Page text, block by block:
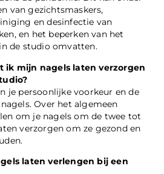
van gezichtsmaskers,
en desinfectie van
en het beperken van het
de studio omvatten.
ik mijn nagels laten verzorgen
je persoonlijke voorkeur en de
Over het algemeen
om je nagels om de twee tot
verzorgen om ze gezond en
laten verlengen bij een